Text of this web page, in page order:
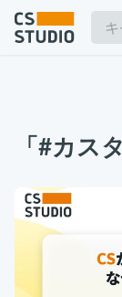
コンサル・
「#カス